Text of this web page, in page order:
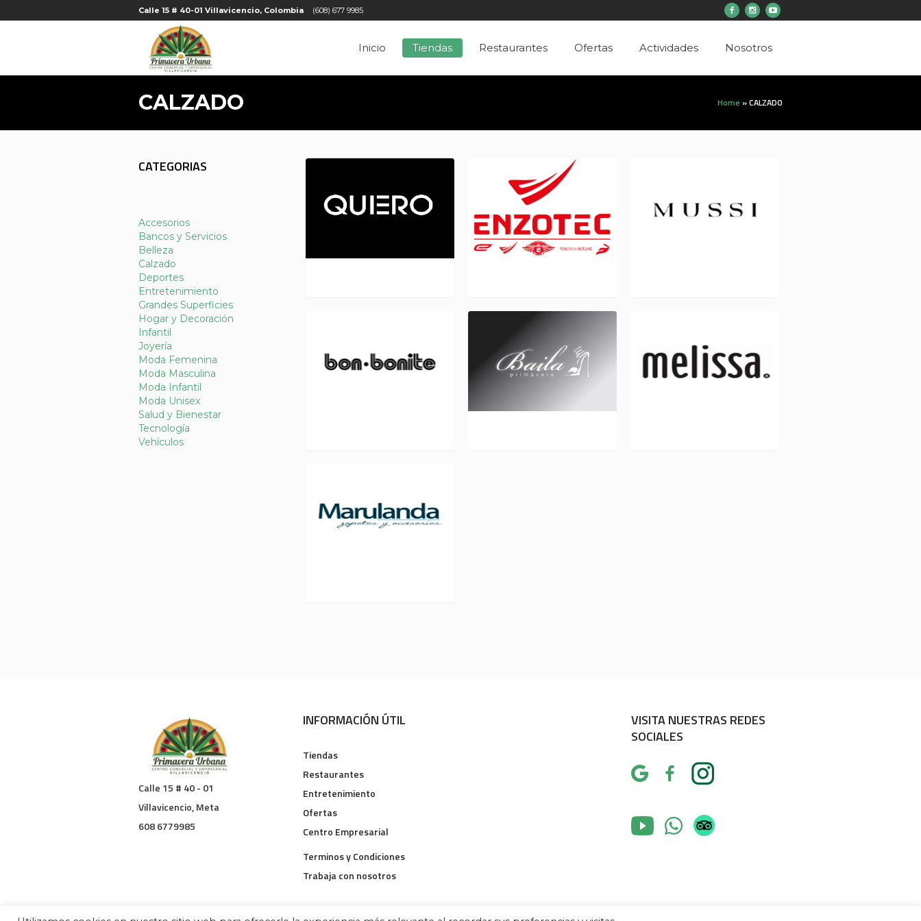
Calle 15 # 40-01 Villavicencio, Colombia (608) 677 9985
Inicio Tiendas Restaurantes Ofertas Actividades Nosotros
CALZADO Home »CALZADO
CATEGORIAS
Accesorios
Bancos y Servicios
Belleza
Calzado
Deportes
Entretenimiento
Grandes Superficies
Hogar y Decoración
Infantil
Joyería
Moda Femenina
Moda Masculina
Moda Infantil
Moda Unisex
Salud y Bienestar
Tecnología
Vehículos
Calle 15 # 40 - 01
Villavicencio, Meta
608 6779985
INFORMACIÓN ÚTIL
Tiendas
Restaurantes
Entretenimiento
Ofertas
Centro Empresarial
Terminos y Condiciones
Trabaja con nosotros
VISITA NUESTRAS REDES
SOCIALES